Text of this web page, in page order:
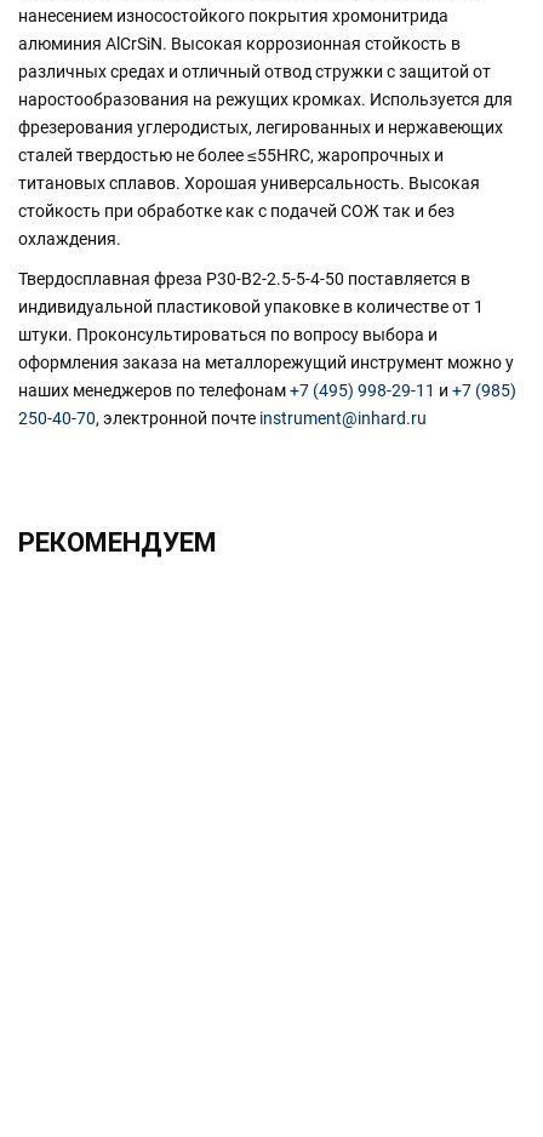
нанесением износостойкого покрытия хромонитрида
алюминия AlCrSiN. Высокая коррозионная стойкость в
различных средах и отличный отвод стружки с защитой от
наростообразования на режущих кромках. Используется для
фрезерования углеродистых, легированных и нержавеющих
сталей твердостью не более ≤55HRC, жаропрочных и
титановых сплавов. Хорошая универсальность. Высокая
стойкость при обработке как с подачей СОЖ так и без
охлаждения.
Твердосплавная фреза P30-B2-2.5-5-4-50 поставляется в
индивидуальной пластиковой упаковке в количестве от 1
штуки. Проконсультироваться по вопросу выбора и
оформления заказа на металлорежущий инструмент можно у
наших менеджеров по телефонам+7 (495) 998-29-11 и +7 (985)
250-40-70, электронной почте instrument@inhard.ru
РЕКОМЕНДУЕМ